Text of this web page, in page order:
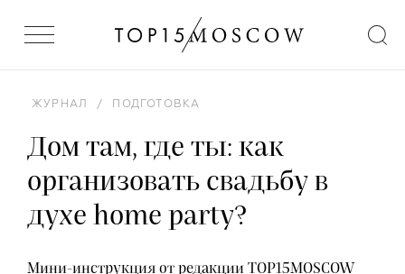
ЖУРНАЛ / ПОДГОТОВКА
Дом там, где ты: как
организовать свадьбу в
духе home party?
Мини-инструкция от редакции TOP15MOSCOW